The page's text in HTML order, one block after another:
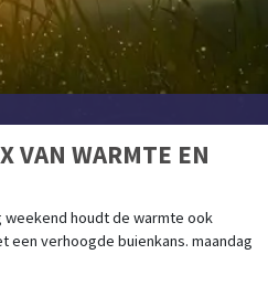
VAN WARMTE EN
weekend houdt de warmte ook
een verhoogde buienkans. maandag